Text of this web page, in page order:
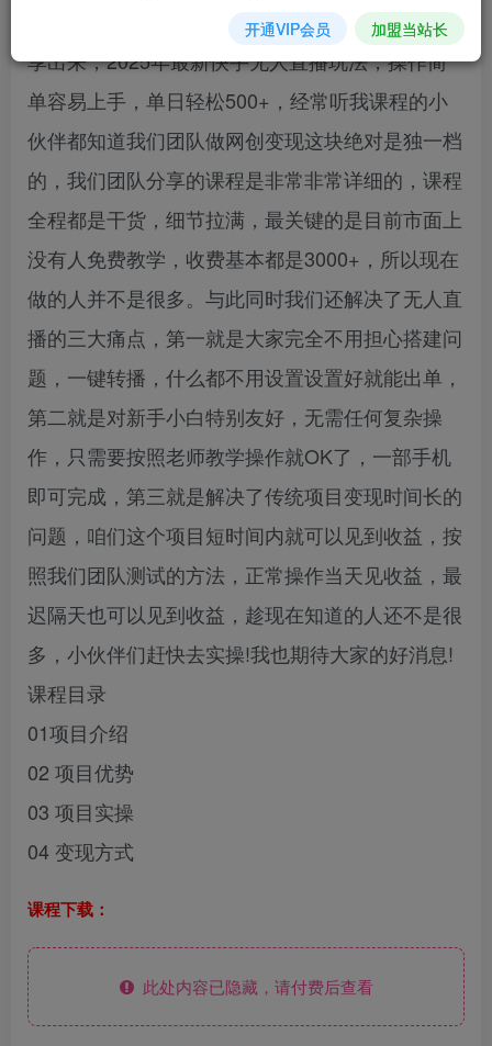
部是自己在做的一个暴利项目，今天免费给大家分
享出来，2025年最新快手无人直播玩法，操作简
单容易上手，单日轻松500+，经常听我课程的小
伙伴都知道我们团队做网创变现这块绝对是独一档
的，我们团队分享的课程是非常非常详细的，课程
全程都是干货，细节拉满，最关键的是目前市面上
没有人免费教学，收费基本都是3000+，所以现在
做的人并不是很多。与此同时我们还解决了无人直
播的三大痛点，第一就是大家完全不用担心搭建问
题，一键转播，什么都不用设置设置好就能出单，
第二就是对新手小白特别友好，无需任何复杂操
作，只需要按照老师教学操作就OK了，一部手机
即可完成，第三就是解决了传统项目变现时间长的
问题，咱们这个项目短时间内就可以见到收益，按
照我们团队测试的方法，正常操作当天见收益，最
迟隔天也可以见到收益，趁现在知道的人还不是很
多，小伙伴们赶快去实操!我也期待大家的好消息!
课程目录
01项目介绍
02 项目优势
03 项目实操
04 变现方式
课程下载：
此处内容已隐藏，请付费后查看
开通VIP会员 加盟当站长